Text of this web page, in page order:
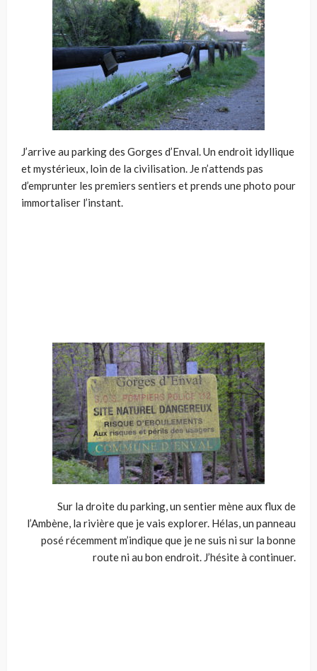
J’arrive au parking des Gorges d’Enval. Un endroit idyllique
et mystérieux, loin de la civilisation. Je n’attends pas
d’emprunter les premiers sentiers et prends une photo pour
immortaliser l’instant.
Sur la droite du parking, un sentier mène aux flux de
l’Ambène, la rivière que je vais explorer. Hélas, un panneau
posé récemment m’indique que je ne suis ni sur la bonne
route ni au bon endroit. J’hésite à continuer.